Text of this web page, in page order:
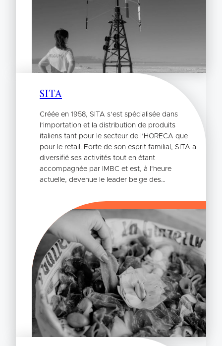
SITA
Créée en 1958, SITA s’est spécialisée dans
l’importation et la distribution de produits
italiens tant pour le secteur de l’HORECA que
pour le retail. Forte de son esprit familial, SITA a
diversifié ses activités tout en étant
accompagnée par IMBC et est, à l’heure
actuelle, devenue le leader belge des…